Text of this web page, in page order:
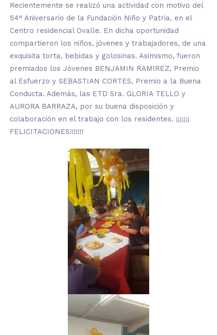
Recientemente se realizó una actividad con motivo del
54° Aniversario de la Fundación Niño y Patria, en el
Centro residencial Ovalle. En dicha oportunidad
compartieron los niños, jóvenes y trabajadores, de una
exquisita torta, bebidas y golosinas. Asimismo, fueron
premiados los Jóvenes BENJAMIN RAMIREZ, Premio
al Esfuerzo y SEBASTIAN CORTES, Premio a la Buena
Conducta. Además, las ETD Sra. GLORIA TELLO y
AURORA BARRAZA, por su buena disposición y
colaboración en el trabajo con los residentes. ¡¡¡¡¡¡¡
FELICITACIONES!!!!!!!